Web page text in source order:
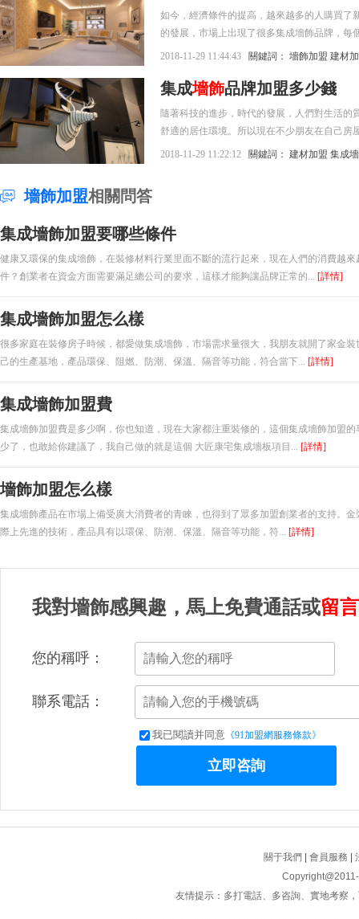
如今，經濟條件的提高，越來越多的人購買了
的發展，市場上出現了很多集成墻飾品牌，
商機，準備加盟一家集成墻飾。
2018-11-29 11:44:43 關鍵詞： 墻飾加盟 建材
集成墻飾品牌加盟多少錢
隨著科技的進步，時代的發展，人們對生活
舒適的居住環境。所以現在不少朋友在自己房
進入了千家萬戶，成為人們裝修比較喜愛的
2018-11-29 11:22:12 關鍵詞： 建材加盟 集成
墻飾加盟相關問答
集成墻飾加盟要哪些條件
健康又環保的集成墻飾，在裝修材料行業里面不斷的流行起來，現在人們的消費越
件？創業者在資金方面需要滿足總公司的要求，這樣才能夠讓品牌正常的... [詳情]
集成墻飾加盟怎么樣
很多家庭在裝修房子時候，都愛做集成墻飾，市場需求量很大，我朋友就開了家金
己的生產基地，產品環保、阻燃、防潮、保溫、隔音等功能，符合當下... [詳情]
集成墻飾加盟費
集成墻飾加盟費是多少啊，你也知道，現在大家都注重裝修的，這個集成墻飾加盟
少了，也敢給你建議了，我自己做的就是這個 大匠康宅集成墻板項目... [詳情]
墻飾加盟怎么樣
集成墻飾產品在市場上備受廣大消費者的青睞，也得到了眾多加盟創業者的支持。
際上先進的技術，產品具有以環保、防潮、保溫、隔音等功能，符... [詳情]
我對墻飾感興趣，馬上免費通話或留言
您的稱呼：
聯系電話：
我已閱讀并同意 《91加盟網服務條款》
立即咨詢
關于我們 會員服務
友情提示：多打電話、多咨詢、實地考察